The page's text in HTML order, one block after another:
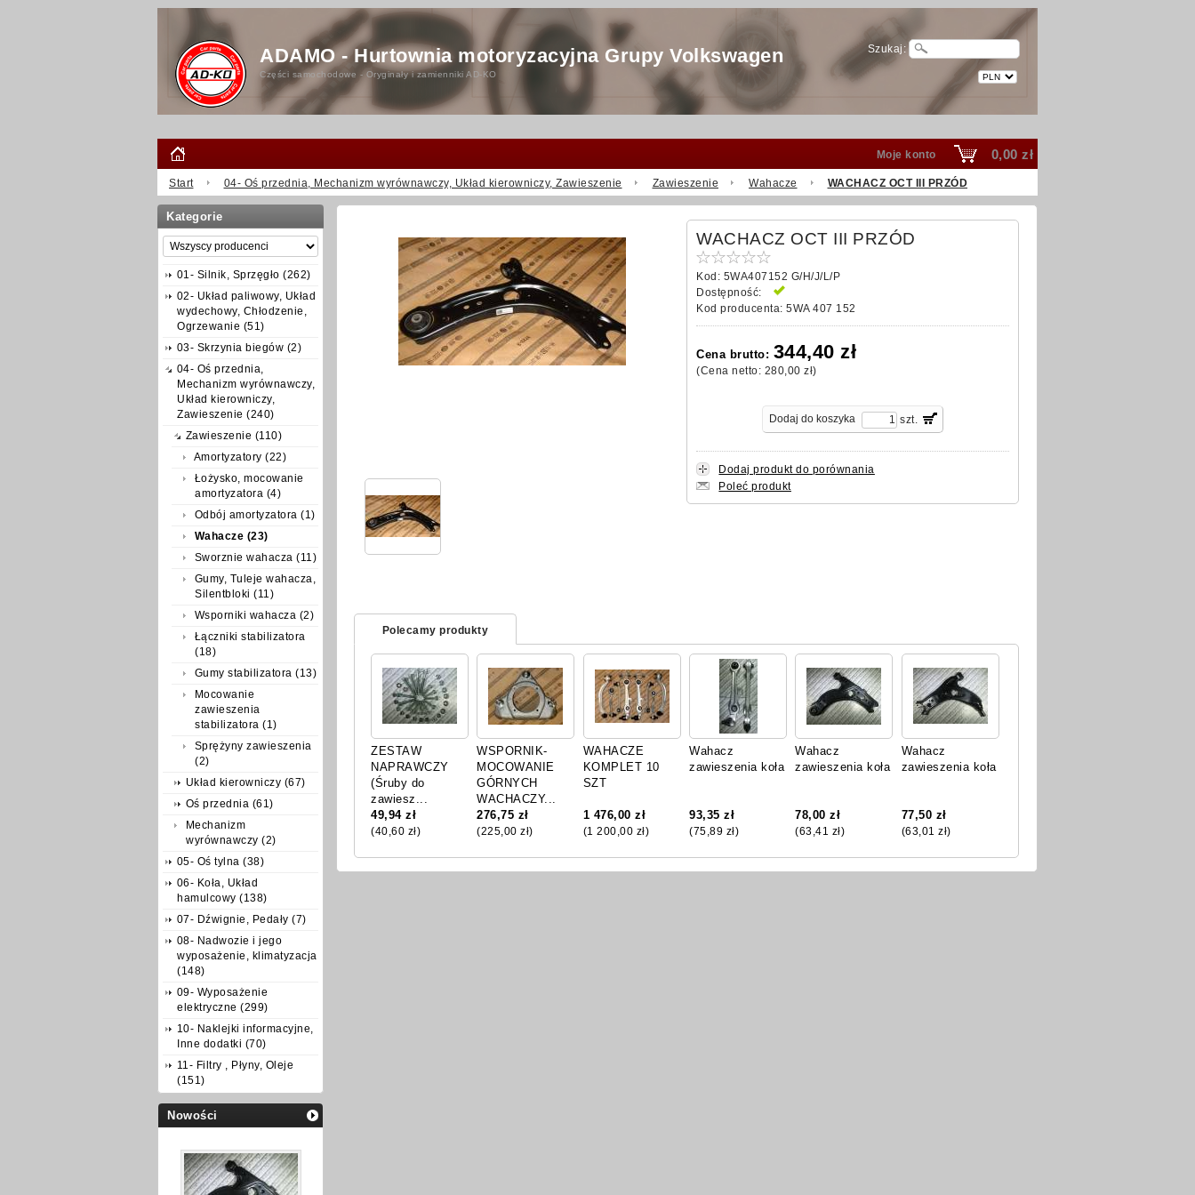
ADAMO - Hurtownia motoryzacyjna Grupy Volkswagen
Części samochodowe - Oryginały i zamienniki AD-KO
Szukaj:
0,00 zł
Moje konto
Start 04- Oś przednia, Mechanizm wyrównawczy, Układ kierowniczy, Zawieszenie Zawieszenie Wahacze WACHACZ OCT III PRZÓD
Kategorie
01- Silnik, Sprzęgło (262)
02- Układ paliwowy, Układ
wydechowy, Chłodzenie,
Ogrzewanie (51)
03- Skrzynia biegów (2)
04- Oś przednia,
Mechanizm wyrównawczy,
Układ kierowniczy,
Zawieszenie (240)
Zawieszenie (110)
Amortyzatory (22)
Łożysko, mocowanie
amortyzatora (4)
Odbój amortyzatora (1)
Wahacze (23)
Sworznie wahacza (11)
Gumy, Tuleje wahacza,
Silentbloki (11)
Wsporniki wahacza (2)
Łączniki stabilizatora
(18)
Gumy stabilizatora (13)
Mocowanie
zawieszenia
stabilizatora (1)
Sprężyny zawieszenia
(2)
Układ kierowniczy (67)
Oś przednia (61)
Mechanizm
wyrównawczy (2)
05- Oś tylna (38)
06- Koła, Układ
hamulcowy (138)
07- Dźwignie, Pedały (7)
08- Nadwozie i jego
wyposażenie, klimatyzacja
(148)
09- Wyposażenie
elektryczne (299)
10- Naklejki informacyjne,
Inne dodatki (70)
11- Filtry , Płyny, Oleje
(151)
Nowości
WACHACZ OCT III PRZÓD
Kod: 5WA407152 G/H/J/L/P
Dostępność:
Kod producenta: 5WA 407 152
Cena brutto: 344,40 zł
(Cena netto: 280,00 zł)
szt.
Dodaj produkt do porównania
Poleć produkt
Polecamy produkty
ZESTAW
NAPRAWCZY
(Śruby do
zawiesz...
49,94 zł
(40,60 zł)
WSPORNIK-
MOCOWANIE
GÓRNYCH
WACHACZY...
276,75 zł
(225,00 zł)
WAHACZE
KOMPLET 10
SZT
1 476,00 zł
(1 200,00 zł)
Wahacz
zawieszenia koła
93,35 zł
(75,89 zł)
Wahacz
zawieszenia koła
78,00 zł
(63,41 zł)
Wahacz
zawieszenia koła
77,50 zł
(63,01 zł)